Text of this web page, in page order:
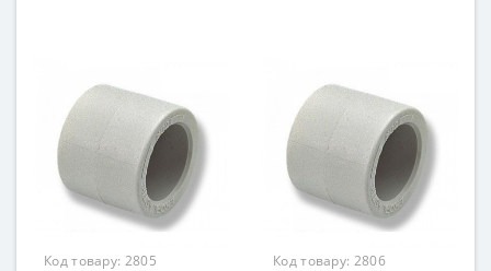
Код товару: 2805
Код товару: 2806